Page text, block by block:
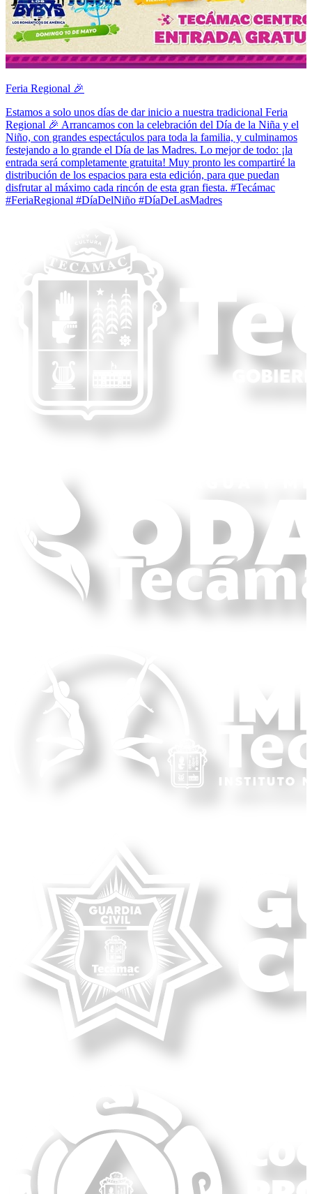
Feria Regional 🎉
Estamos a solo unos días de dar inicio a nuestra tradicional Feria
Regional 🎉 Arrancamos con la celebración del Día de la Niña y el
Niño, con grandes espectáculos para toda la familia, y culminamos
festejando a lo grande el Día de las Madres. Lo mejor de todo: ¡la
entrada será completamente gratuita! Muy pronto les compartiré la
distribución de los espacios para esta edición, para que puedan
disfrutar al máximo cada rincón de esta gran fiesta. #Tecámac
#FeriaRegional #DíaDelNiño #DíaDeLasMadres